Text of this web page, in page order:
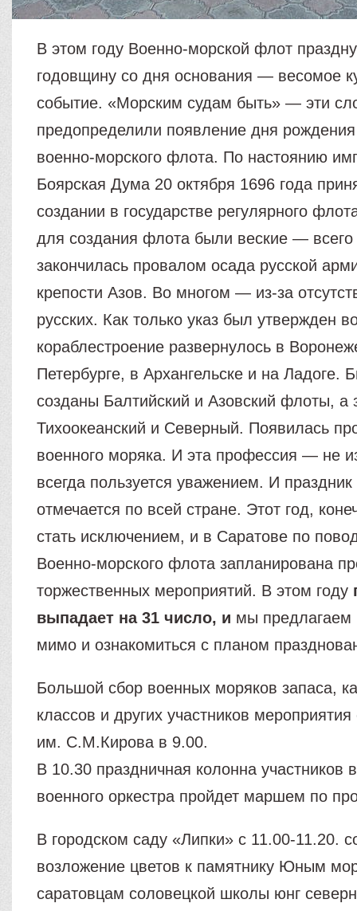
В этом году Военно-морской флот
годовщину со дня основания — весомое
событие. «Морским судам быть» — эти
предопределили появление дня рождения
военно-морского флота. По настоянию
Боярская Дума 20 октября 1696 года
создании в государстве регулярного
для создания флота были веские — всего
закончилась провалом осада русской
крепости Азов. Во многом — из-за
русских. Как только указ был утвержден
кораблестроение развернулось в
Петербурге, в Архангельске и на Ладоге.
созданы Балтийский и Азовский флоты, а
Тихоокеанский и Северный. Появилась
военного моряка. И эта профессия — не
всегда пользуется уважением. И
отмечается по всей стране. Этот год,
стать исключением, и в Саратове по
Военно-морского флота запланирована
торжественных мероприятий. В этом году
выпадает на 31 число, и мы предлагаем
мимо и ознакомиться с планом
Большой сбор военных моряков запаса,
классов и других участников
им. С.М.Кирова в 9.00.
В 10.30 праздничная колонна участников
военного оркестра пройдет маршем по
В городском саду «Липки» с 11.00-11.20.
возложение цветов к памятнику Юным
саратовцам соловецкой школы юнг